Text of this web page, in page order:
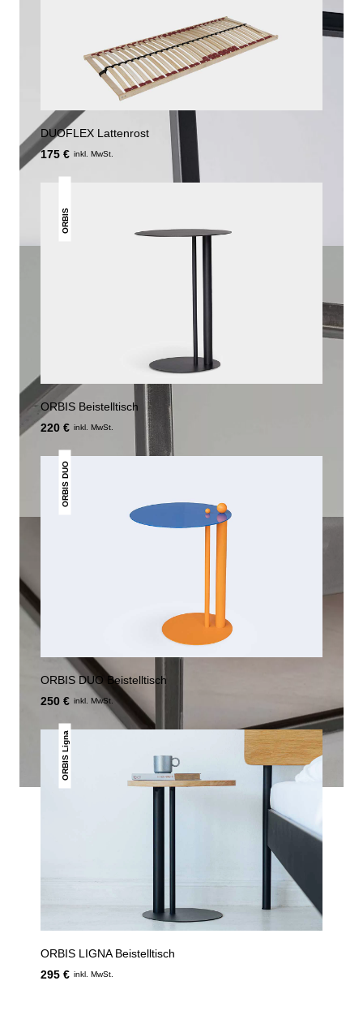
DUOFLEX Lattenrost
175 € inkl. MwSt.
ORBIS
ORBIS Beistelltisch
220 € inkl. MwSt.
ORBIS DUO
ORBIS DUO Beistelltisch
250 € inkl. MwSt.
ORBIS Ligna
ORBIS LIGNA Beistelltisch
295 € inkl. MwSt.